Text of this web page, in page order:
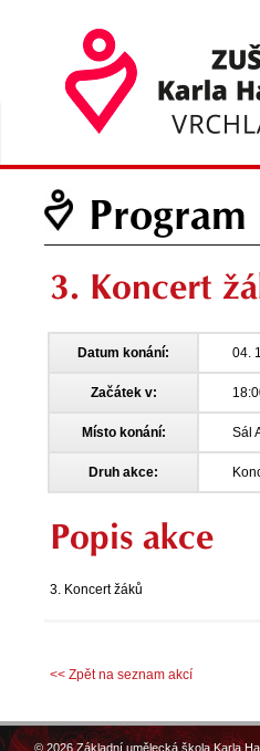
Program
3. Koncert
Datum konání: 04.
Začátek v:
Místo konání: Sál
Druh akce:
Popis akce
3. Koncert žáků
<< Zpět na seznam akcí
© 2026 Základní umělecká škola Karla